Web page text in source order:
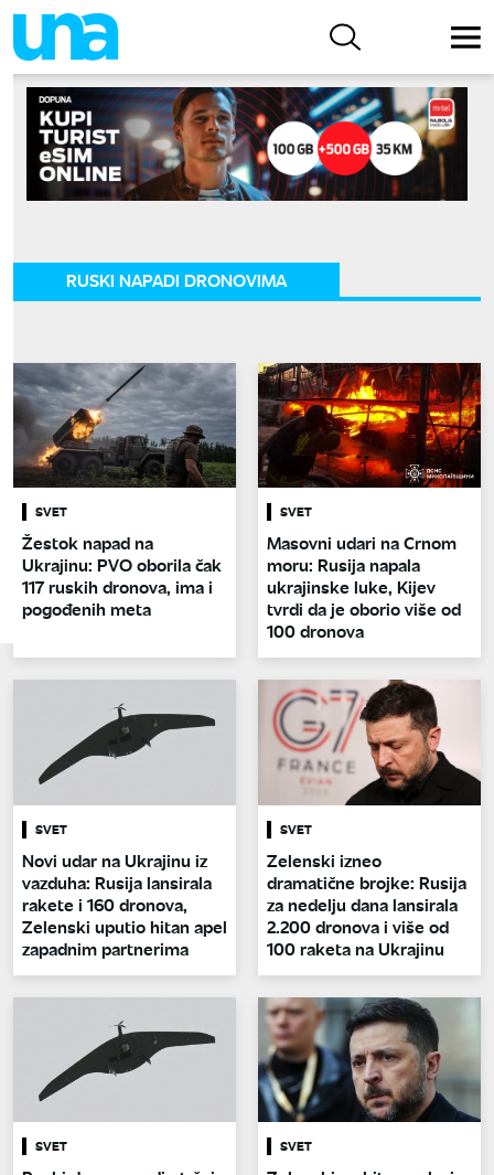
RUSKI NAPADI DRONOVIMA
SVET
Žestok napad na
Ukrajinu: PVO oborila čak
117 ruskih dronova, ima i
pogođenih meta
SVET
Masovni udari na Crnom
moru: Rusija napala
ukrajinske luke, Kijev
tvrdi da je oborio više od
100 dronova
SVET
Novi udar na Ukrajinu iz
vazduha: Rusija lansirala
rakete i 160 dronova,
Zelenski uputio hitan apel
zapadnim partnerima
SVET
Zelenski izneo
dramatične brojke: Rusija
za nedelju dana lansirala
2.200 dronova i više od
100 raketa na Ukrajinu
SVET SVET